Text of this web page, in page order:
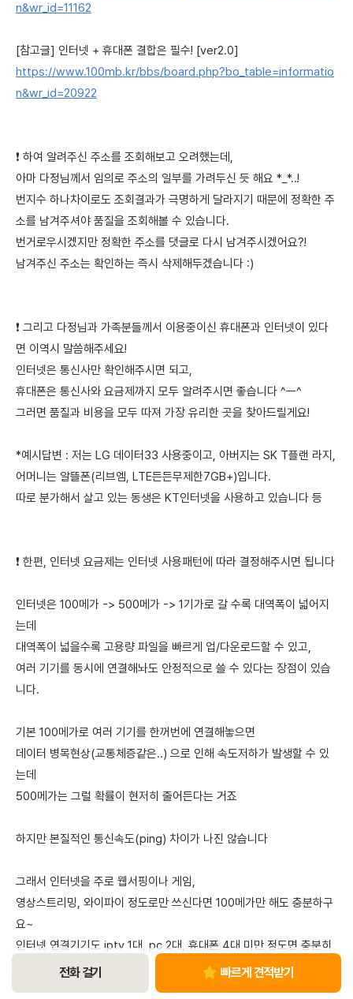
n&wr_id=11162
[참고글] 인터넷 + 휴대폰 결합은 필수! [ver2.0]
https://www.100mb.kr/bbs/board.php?bo_table=informatio
n&wr_id=20922
❗ 하여 알려주신 주소를 조회해보고 오려했는데,
아마 다정님께서 임의로 주소의 일부를 가려두신 듯 해요 *_*..!
번지수 하나차이로도 조회결과가 극명하게 달라지기 때문에 정확한 주
소를 남겨주셔야 품질을 조회해볼 수 있습니다.
번거로우시겠지만 정확한 주소를 댓글로 다시 남겨주시겠어요?!
남겨주신 주소는 확인하는 즉시 삭제해두겠습니다 :)
❗ 그리고 다정님과 가족분들께서 이용중이신 휴대폰과 인터넷이 있다
면 이역시 말씀해주세요!
인터넷은 통신사만 확인해주시면 되고,
휴대폰은 통신사와 요금제까지 모두 알려주시면 좋습니다 ^ㅡ^
그러면 품질과 비용을 모두 따져 가장 유리한 곳을 찾아드릴게요!
*예시답변 : 저는 LG 데이터33 사용중이고, 아버지는 SK T플랜 라지,
어머니는 알뜰폰(리브엠, LTE든든무제한7GB+)입니다.
따로 분가해서 살고 있는 동생은 KT인터넷을 사용하고 있습니다 등
❗ 한편, 인터넷 요금제는 인터넷 사용패턴에 따라 결정해주시면 됩니다
인터넷은 100메가 -> 500메가 -> 1기가로 갈 수록 대역폭이 넓어지
는데
대역폭이 넓을수록 고용량 파일을 빠르게 업/다운로드할 수 있고,
여러 기기를 동시에 연결해놔도 안정적으로 쓸 수 있다는 장점이 있습
니다.
기본 100메가로 여러 기기를 한꺼번에 연결해놓으면
데이터 병목현상(교통체증같은..) 으로 인해 속도저하가 발생할 수 있
는데
500메가는 그럴 확률이 현저히 줄어든다는 거죠
하지만 본질적인 통신속도(ping) 차이가 나진 않습니다
그래서 인터넷을 주로 웹서핑이나 게임,
영상스트리밍, 와이파이 정도로만 쓰신다면 100메가만 해도 충분하구
요~
인터넷 연결기기도 iptv 1대, pc 2대, 휴대폰 4대 미만 정도면 충분히
커버 가능하답니다.
전화 걸기 빠르게 견적받기